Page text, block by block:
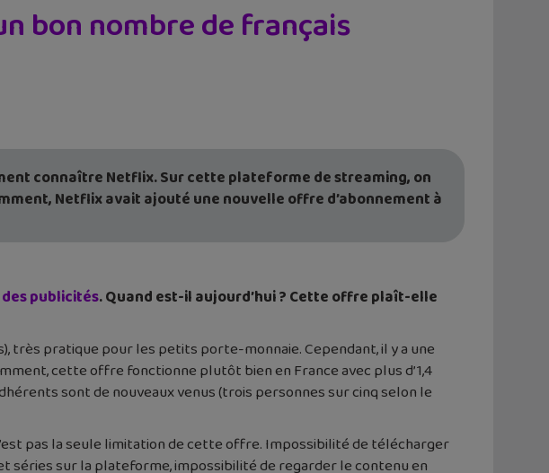
bon nombre de français
connaître Netflix. Sur cette plateforme de streaming, on
Netflix avait ajouté une nouvelle offre d’abonnement à
publicités. Quand est-il aujourd’hui ? Cette offre plaît-elle
très pratique pour les petits porte-monnaie. Cependant, il y a une
cette offre fonctionne plutôt bien en France avec plus d’1,4
sont de nouveaux venus (trois personnes sur cinq selon le
pas la seule limitation de cette offre. Impossibilité de télécharger
sur la plateforme, impossibilité de regarder le contenu en